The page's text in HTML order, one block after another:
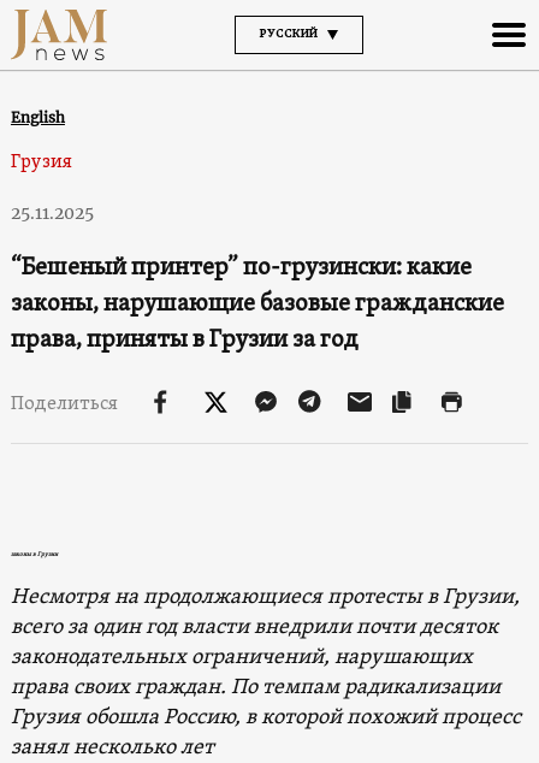
РУССКИЙ
English
Грузия
25.11.2025
“Бешеный принтер” по-грузински: какие
законы, нарушающие базовые гражданские
права, приняты в Грузии за год
Поделиться
законы в Грузии
Несмотря на продолжающиеся протесты в Грузии,
всего за один год власти внедрили почти десяток
законодательных ограничений, нарушающих
права своих граждан. По темпам радикализации
Грузия обошла Россию, в которой похожий процесс
занял несколько лет